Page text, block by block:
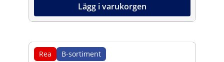
Lägg i varukorgen
Rea B-sortiment